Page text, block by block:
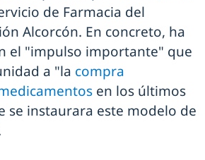
de Farmacia del
Alcorcón. En concreto, ha
el "impulso importante" que
a "la compra
en los últimos
se instaurara este modelo de